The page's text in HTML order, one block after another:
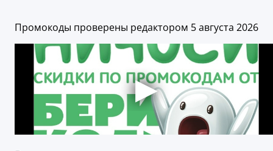
Промокоды проверены редактором 5 августа 2026